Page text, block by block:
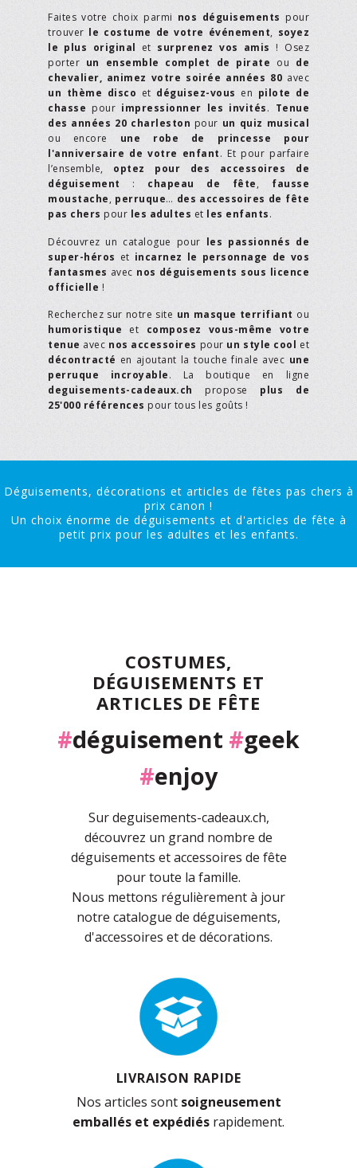
Faites votre choix parmi nos déguisements pour
trouver le costume de votre événement, soyez
le plus original et surprenez vos amis ! Osez
porter un ensemble complet de pirate ou de
chevalier, animez votre soirée années 80 avec
un thème disco et déguisez-vous en pilote de
chasse pour impressionner les invités. Tenue
des années 20 charleston pour un quiz musical
ou encore une robe de princesse pour
l'anniversaire de votre enfant. Et pour parfaire
l’ensemble, optez pour des accessoires de
déguisement : chapeau de fête, fausse
moustache, perruque… des accessoires de fête
pas chers pour les adultes et les enfants.
Découvrez un catalogue pour les passionnés de
super-héros et incarnez le personnage de vos
fantasmes avec nos déguisements sous licence
officielle !
Recherchez sur notre site un masque terrifiant ou
humoristique et composez vous-même votre
tenue avec nos accessoires pour un style cool et
décontracté en ajoutant la touche finale avec une
perruque incroyable. La boutique en ligne
deguisements-cadeaux.ch propose plus de
25'000 références pour tous les goûts !
Déguisements, décorations et articles de fêtes pas chers à
prix canon !
Un choix énorme de déguisements et d'articles de fête à
petit prix pour les adultes et les enfants.
COSTUMES,
DÉGUISEMENTS ET
ARTICLES DE FÊTE
#déguisement #geek
#enjoy
Sur deguisements-cadeaux.ch,
découvrez un grand nombre de
déguisements et accessoires de fête
pour toute la famille.
Nous mettons régulièrement à jour
notre catalogue de déguisements,
d'accessoires et de décorations.
LIVRAISON RAPIDE
Nos articles sont soigneusement
emballés et expédiés rapidement.